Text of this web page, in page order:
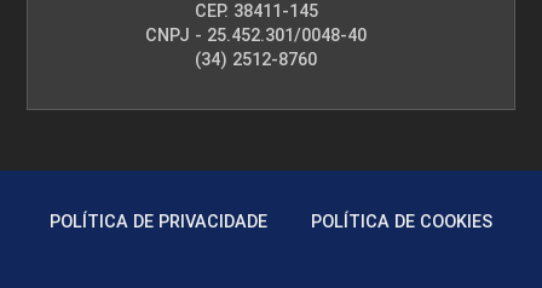
CEP. 38411-145
CNPJ - 25.452.301/0048-40
(34) 2512-8760
POLÍTICA DE PRIVACIDADE POLÍTICA DE COOKIES